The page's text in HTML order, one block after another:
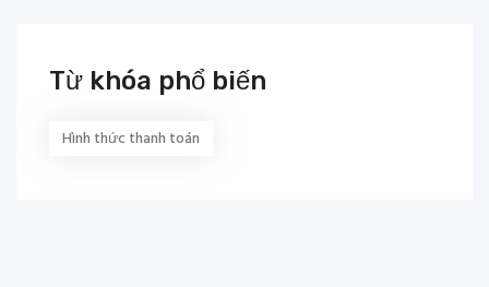
Từ khóa phổ biến
Hình thức thanh toán